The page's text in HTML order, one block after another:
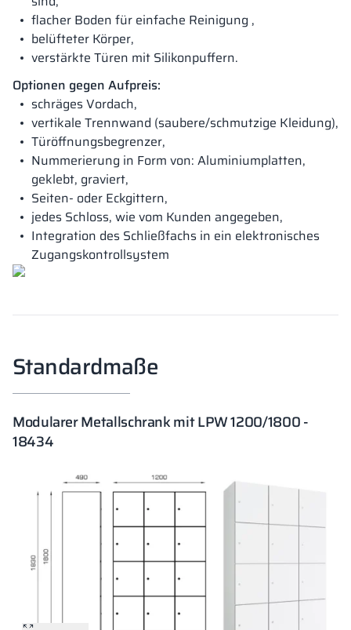
flacher Boden für einfache Reinigung ,
belüfteter Körper,
verstärkte Türen mit Silikonpuffern.
Optionen gegen Aufpreis:
schräges Vordach,
vertikale Trennwand (saubere/schmutzige Kleidung),
Türöffnungsbegrenzer,
Nummerierung in Form von: Aluminiumplatten,
geklebt, graviert,
Seiten- oder Eckgittern,
jedes Schloss, wie vom Kunden angegeben,
Integration des Schließfachs in ein elektronisches
Zugangskontrollsystem
Standardmaße
Modularer Metallschrank mit LPW 1200/1800 -
18434